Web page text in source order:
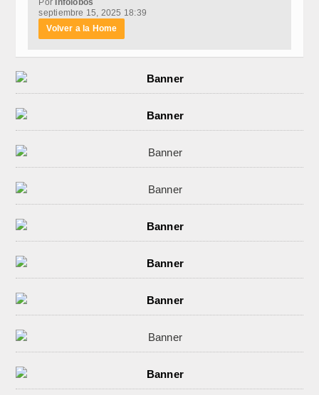
Por Infolobos
septiembre 15, 2025 18:39
Volver a la Home